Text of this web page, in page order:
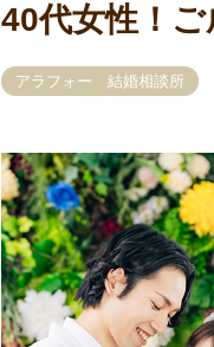
40代女性！ご
アラフォー 結婚相談所